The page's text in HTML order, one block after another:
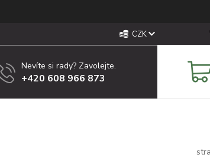
CZK
Nevíte si rady? Zavolejte.
+420 608 966 873